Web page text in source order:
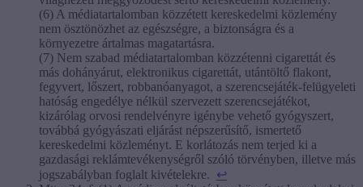
(6) A médiatartalomban közzétett kereskedelmi közlemény
nem ösztönözhet az egészségre, a biztonságra és a
környezetre ártalmas magatartásra.
(7) Nem szabad médiatartalomban közzétenni cigarettát és
más dohányárut, elektronikus cigarettát, utántöltő flakont,
fegyvert, lőszert, robbanóanyagot, a szerencsejáték-felügyeleti
hatóság engedélye nélkül szervezett szerencsejátékot,
kizárólag orvosi rendelvényre igénybe vehető gyógyszert,
továbbá gyógyászati eljárást népszerűsítő, ismertető
kereskedelmi közleményt. E korlátozás nem terjed ki a
gazdasági reklámtevékenységről szóló törvényben, illetve más
jogszabályban foglalt kivételekre. ↩